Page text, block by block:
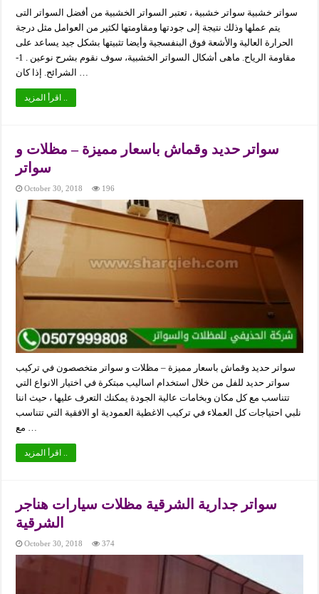
سواتر خشبية سواتر خشبية ، تعتبر السواتر الخشبية من أفضل السواتر التى
يتم عملها وذلك نتيجة إلى جودتها ومقاومتها لكثير من العوامل مثل درجة
الحرارة العالية والأشعة فوق البنفسجية وأيضا تثبيتها بشكل جيد يساعد على
مقاومة الرياح. ماهى أشكال السواتر الخشبية، سوف نقوم بشرح نوعين . 1-
الشرائح. إذا كان …
اقرأ المزيد ..
سواتر حديد وقماش باسعار مميزة – مظلات و
سواتر
October 30, 2018 196
سواتر حديد وقماش باسعار مميزة – مظلات و سواتر متخصصون في تركيب
سواتر حديد للفل من خلال استخدام اساليب مبتكرة في اختيار الانواع التي
تتناسب مع كل مكان وبخامات عالية الجودة يمكنك التعرف عليها ، حيث اننا
نلبي احتياجات كل العملاء في تركيب الاغطية العمودية او الافقية التي تتناسب
مع …
اقرأ المزيد ..
سواتر جدارية الشرقية مظلات سيارات هناجر
الشرقية
October 30, 2018 374